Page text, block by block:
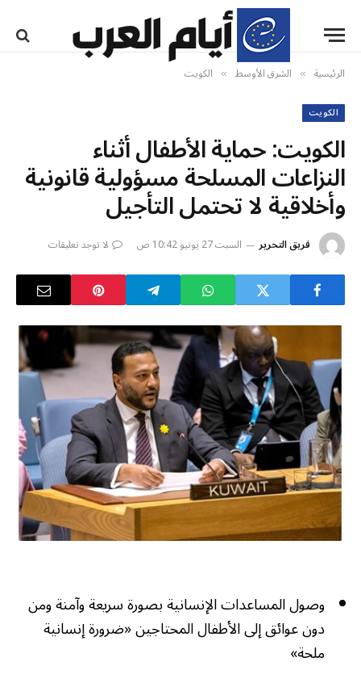
الرئيسية » الشرق الأوسط » الكويت
الكويت
الكويت: حماية الأطفال أثناء
النزاعات المسلحة مسؤولية قانونية
وأخلاقية لا تحتمل التأجيل
فريق التحرير السبت 27 يونيو 10:42 ص لا توجد تعليقات
وصول المساعدات الإنسانية بصورة سريعة وآمنة ومن
دون عوائق إلى الأطفال المحتاجين «ضرورة إنسانية
ملحة»